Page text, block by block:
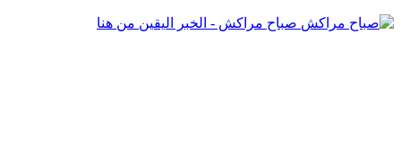
صباح مراكش - الخبر اليقين من هنا